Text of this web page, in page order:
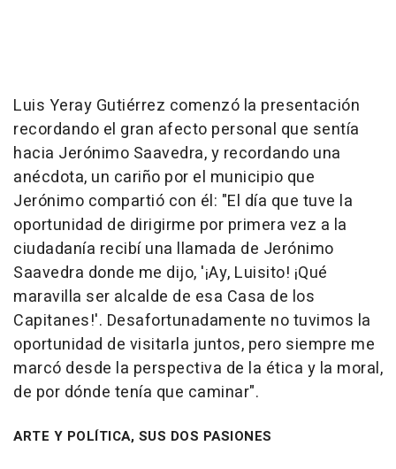
Luis Yeray Gutiérrez comenzó la presentación
recordando el gran afecto personal que sentía
hacia Jerónimo Saavedra, y recordando una
anécdota, un cariño por el municipio que
Jerónimo compartió con él: "El día que tuve la
oportunidad de dirigirme por primera vez a la
ciudadanía recibí una llamada de Jerónimo
Saavedra donde me dijo, '¡Ay, Luisito! ¡Qué
maravilla ser alcalde de esa Casa de los
Capitanes!'. Desafortunadamente no tuvimos la
oportunidad de visitarla juntos, pero siempre me
marcó desde la perspectiva de la ética y la moral,
de por dónde tenía que caminar".
ARTE Y POLÍTICA, SUS DOS PASIONES